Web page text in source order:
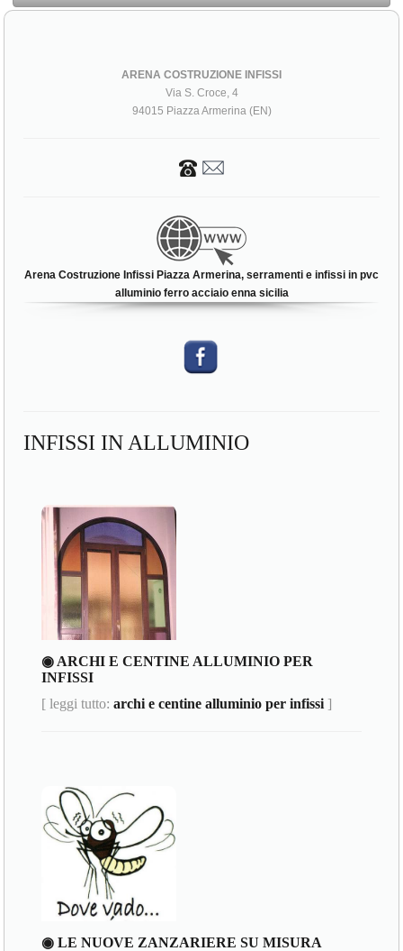
ARENA COSTRUZIONE INFISSI
Via S. Croce, 4
94015 Piazza Armerina (EN)
Arena Costruzione Infissi Piazza Armerina, serramenti e infissi in pvc
alluminio ferro acciaio enna sicilia
INFISSI IN ALLUMINIO
◉ ARCHI E CENTINE ALLUMINIO PER
INFISSI
[ leggi tutto:archi e centine alluminio per infissi ]
◉ LE NUOVE ZANZARIERE SU MISURA